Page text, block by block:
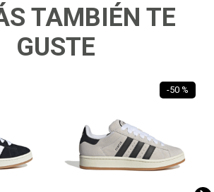
TAMBIÉN TE
GUSTE
-50 %